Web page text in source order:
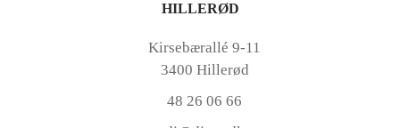
HILLERØD
Kirsebærallé 9-11
3400 Hillerød
48 26 06 66